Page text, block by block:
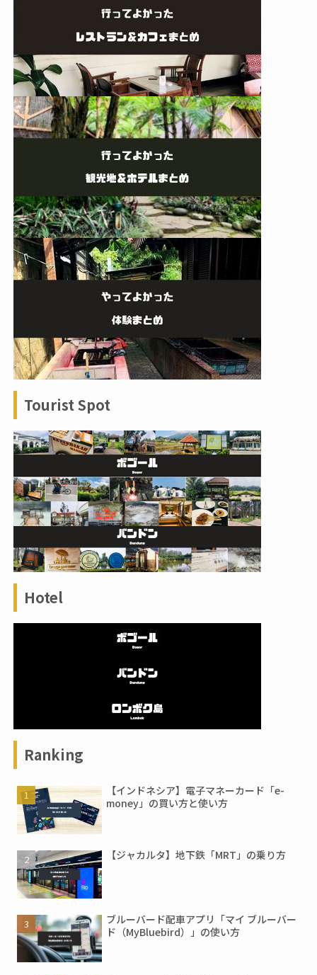
Tourist Spot
Hotel
Ranking
【インドネシア】電子マネーカード「e-
money」の買い方と使い方
【ジャカルタ】地下鉄「MRT」の乗り方
ブルーバード配車アプリ「マイ ブルーバー
ド（MyBluebird）」の使い方